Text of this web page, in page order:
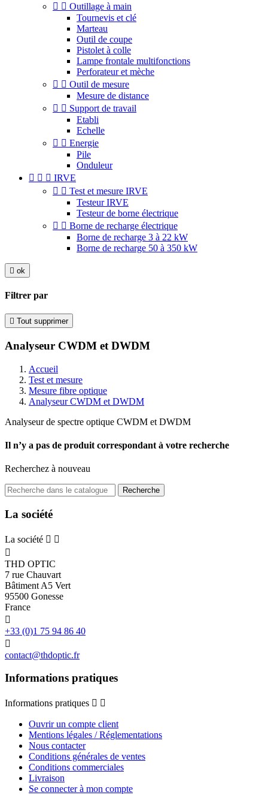
  Outillage à main
Tournevis et clé
Marteau
Outil de coupe
Pistolet à colle
Lampe frontale multifonctions
Perforateur et mèche
  Outil de mesure
Mesure de distance
  Support de travail
Etabli
Echelle
  Energie
Pile
Onduleur
   IRVE
  Test et mesure IRVE
Testeur IRVE
Testeur de borne électrique
  Borne de recharge électrique
Borne de recharge 3 à 22 kW
Borne de recharge 50 à 350 kW
 ok
Filtrer par
 Tout supprimer
Analyseur CWDM et DWDM
Accueil
Test et mesure
Mesure fibre optique
Analyseur CWDM et DWDM
Analyseur de spectre optique CWDM et DWDM
Il n’y a pas de produit correspondant à votre recherche
Recherchez à nouveau
Recherche
La société
La société  

THD OPTIC
7 rue Chauvart
Bâtiment A5 Vert
95500 Gonesse
France

+33 (0)1 75 94 86 40

contact@thdoptic.fr
Informations pratiques
Informations pratiques  
Ouvrir un compte client
Mentions légales / Réglementations
Nous contacter
Conditions générales de ventes
Conditions commerciales
Livraison
Se connecter à mon compte